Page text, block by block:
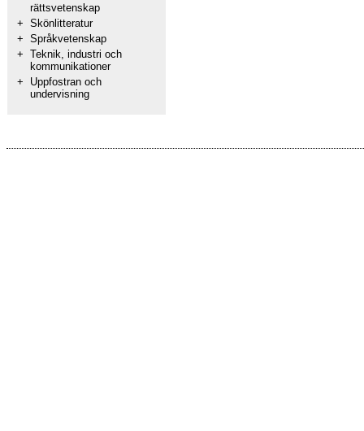
rättsvetenskap
+ Skönlitteratur
+ Språkvetenskap
+ Teknik, industri och
kommunikationer
+
Uppfostran och
undervisning